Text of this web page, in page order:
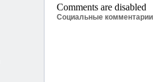
Comments are disabled
Социальные комментарии